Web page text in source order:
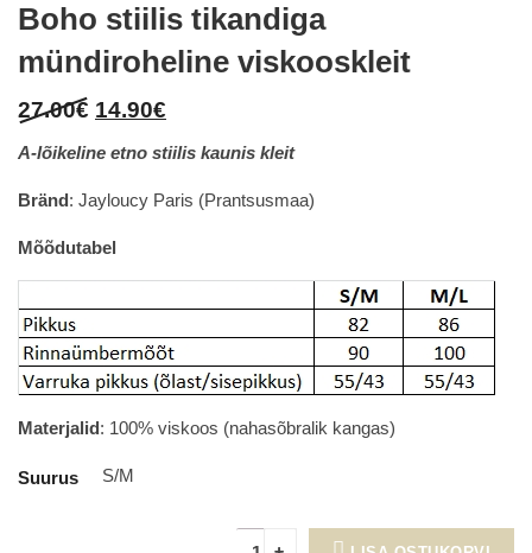
Boho stiilis tikandiga
mündiroheline viskooskleit
27.00€ Original
27.00€.
14.90€
14.90€.
A-lõikeline etno stiilis kaunis kleit
Bränd: Jayloucy Paris (Prantsusmaa)
Mõõdutabel
Materjalid: 100% viskoos (nahasõbralik kangas)
Suurus S/M